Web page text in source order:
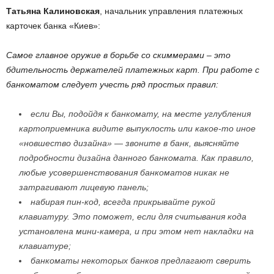
Татьяна Калиновская , начальник управления платежных
карточек банка «Киев»:
Самое главное оружие в борьбе со скиммерами – это
бдительность держателей платежных карт. При работе с
банкоматом следует учесть ряд простых правил:
если Вы, подойдя к банкомату, на месте углубления
картоприемника видите выпуклость или какое-то иное
«новшество дизайна» — звоните в банк, выясняйте
подробности дизайна данного банкомата. Как правило,
любые усовершенствования банкоматов никак не
затрагивают лицевую панель;
набирая пин-код, всегда прикрывайте рукой
клавиатуру. Это поможет, если для считывания кода
установлена мини-камера, и при этом нет накладки на
клавиатуре;
банкоматы некоторых банков предлагают сверить